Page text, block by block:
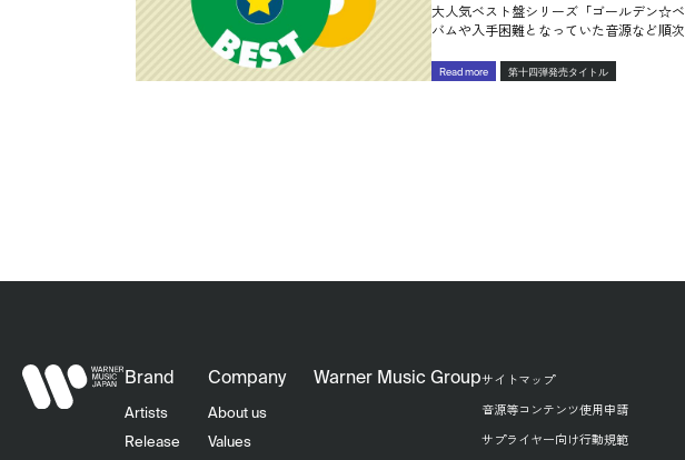
大人気ベスト盤シリーズ「ゴールデン☆
バムや入手困難となっていた音源など順
Read more 第十四弾発売タイトル
Brand
Artists
Release
Company
About us
Values
Warner Music Groupサイトマップ
音源等コンテンツ使用申請
サプライヤー向け行動規範